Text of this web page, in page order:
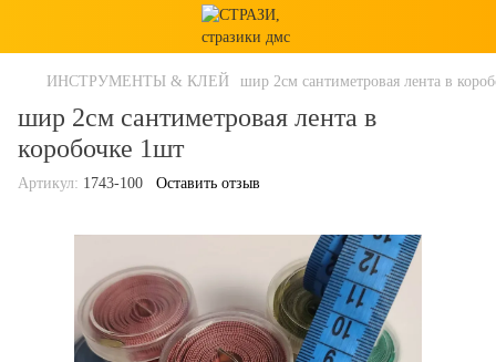
ИНСТРУМЕНТЫ & КЛЕЙ шир 2см сантиметровая лента в
шир 2см сантиметровая лента в
коробочке 1шт
Артикул: 1743-100 Оставить отзыв